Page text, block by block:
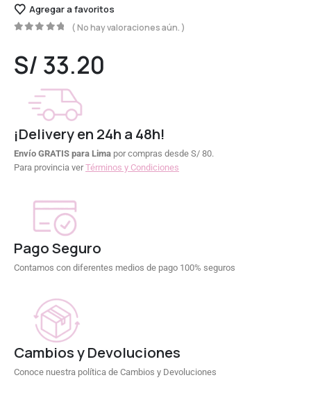
Agregar a favoritos
( No hay valoraciones aún. )
S/ 33.20
¡Delivery en 24h a 48h!
Envío GRATIS para Lima por compras desde S/ 80.
Para provincia verTérminos y Condiciones
Pago Seguro
Contamos con diferentes medios de pago 100% seguros
Cambios y Devoluciones
Conoce nuestra política de Cambios y Devoluciones